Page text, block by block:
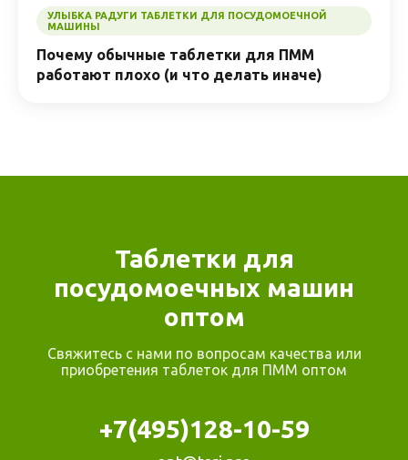
УЛЫБКА РАДУГИ ТАБЛЕТКИ ДЛЯ ПОСУДОМОЕЧНОЙ
МАШИНЫ
Почему обычные таблетки для ПММ
работают плохо (и что делать иначе)
Таблетки для
посудомоечных машин
оптом
Свяжитесь с нами по вопросам качества или
приобретения таблеток для ПММ оптом
+7(495)128-10-59